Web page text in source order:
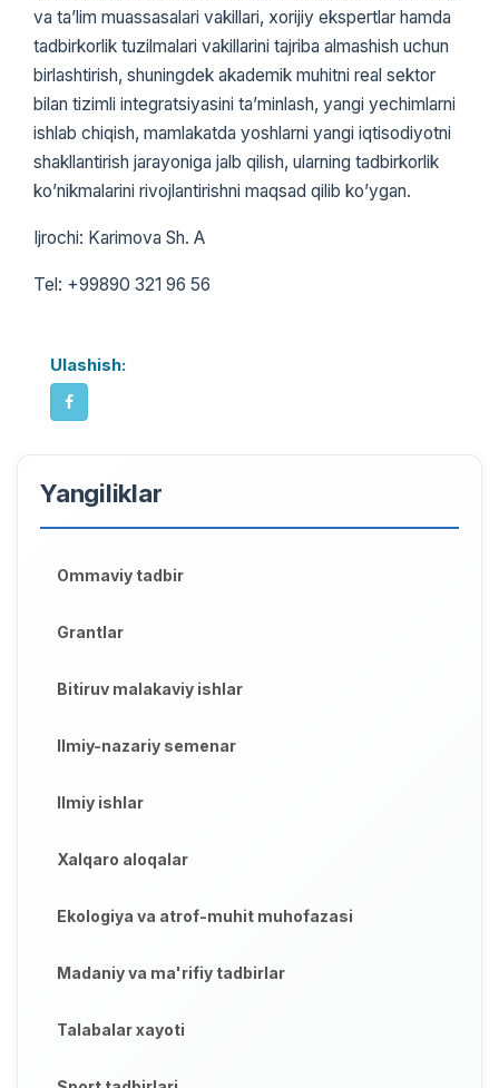
va taʼlim muassasalari vakillari, xorijiy ekspertlar hamda
tadbirkorlik tuzilmalari vakillarini tajriba almashish uchun
birlashtirish, shuningdek akademik muhitni real sektor
bilan tizimli integratsiyasini taʼminlash, yangi yechimlarni
ishlab chiqish, mamlakatda yoshlarni yangi iqtisodiyotni
shakllantirish jarayoniga jalb qilish, ularning tadbirkorlik
koʼnikmalarini rivojlantirishni maqsad qilib koʼygan.
Ijrochi: Karimova Sh. A
Tel: +99890 321 96 56
Ulashish:
Yangiliklar
Ommaviy tadbir
Grantlar
Bitiruv malakaviy ishlar
Ilmiy-nazariy semenar
Ilmiy ishlar
Xalqaro aloqalar
Ekologiya va atrof-muhit muhofazasi
Madaniy va ma'rifiy tadbirlar
Talabalar xayoti